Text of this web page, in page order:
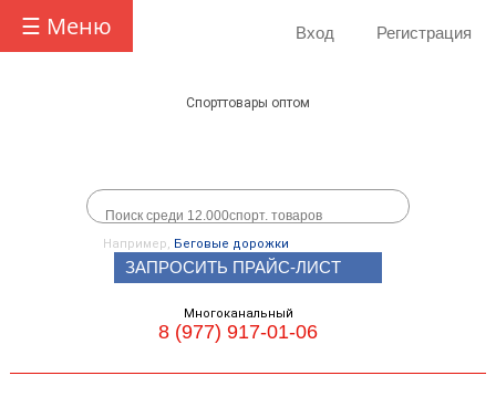
☰ Меню Вход Регистрация
Спорттовары оптом
Например, Беговые дорожки
ЗАПРОСИТЬ ПРАЙС-ЛИСТ
Многоканальный
8 (977) 917-01-06